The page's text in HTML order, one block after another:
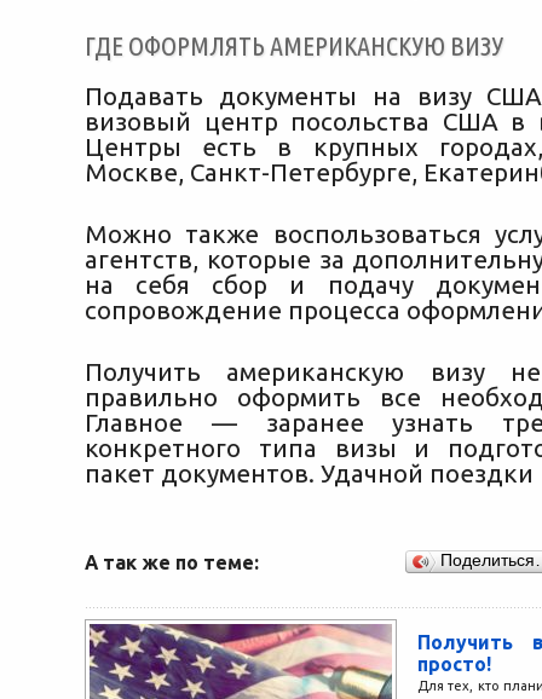
ГДЕ ОФОРМЛЯТЬ АМЕРИКАНСКУЮ ВИЗУ
Подавать документы на визу
визовый центр посольства США в
Центры есть в крупных
Москве, Санкт-Петербурге,
Можно также воспользоваться
агентств, которые за
на себя сбор и подачу
сопровождение процесса
Получить американскую визу
правильно оформить все
Главное — заранее узнать
конкретного типа визы и
пакет документов. Удачной
А так же по теме:
просто!
Для тех, кто